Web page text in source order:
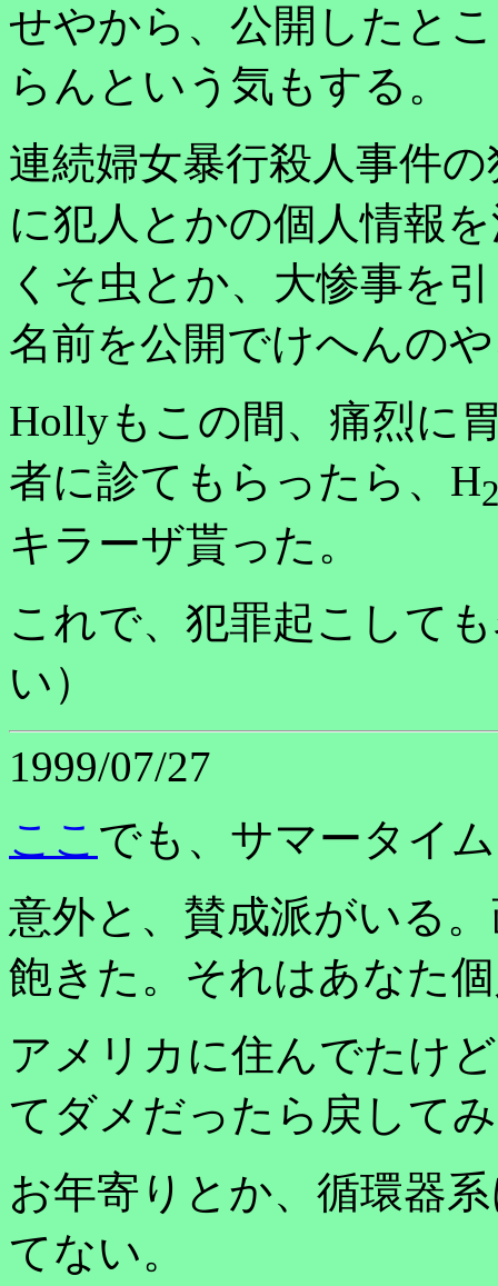
せやから、公開したと
らんという気もする。
連続婦女暴行殺人事件
に犯人とかの個人情報
くそ虫とか、大惨事を
名前を公開でけへんの
Hollyもこの間、痛烈に
者に診てもらったら、H
キラーザ貰った。
これで、犯罪起こして
い）
1999/07/27
ここ でも、サマータイ
意外と、賛成派がいる
飽きた。それはあなた
アメリカに住んでたけ
てダメだったら戻して
お年寄りとか、循環器
てない。